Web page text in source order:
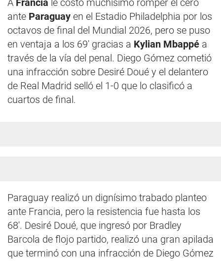
A Francia le costó muchísimo romper el cero
ante Paraguay en el Estadio Philadelphia por los
octavos de final del Mundial 2026, pero se puso
en ventaja a los 69' gracias a Kylian Mbappé a
través de la vía del penal. Diego Gómez cometió
una infracción sobre Desiré Doué y el delantero
de Real Madrid selló el 1-0 que lo clasificó a
cuartos de final.
Paraguay realizó un dignísimo trabado planteo
ante Francia, pero la resistencia fue hasta los
68'. Desiré Doué, que ingresó por Bradley
Barcola de flojo partido, realizó una gran apilada
que terminó con una infracción de Diego Gómez